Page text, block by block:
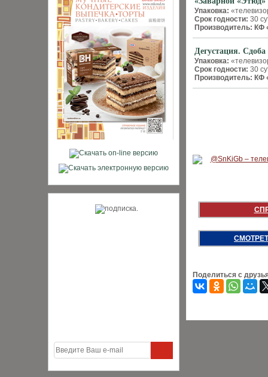
Упаковка:
Срок годности: 30
Производитель: КФ
Дегустация.
Упаковка:
Срок годности: 30
Производитель: КФ
Поделиться с